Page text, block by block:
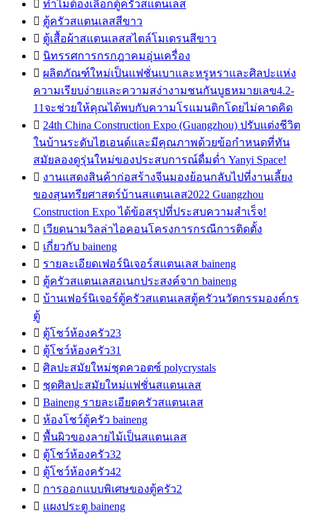
 ทำไมต้องเลือกตู้ครัวสแตนเลส
 ตู้ครัวสแตนเลสสีขาว
 ตู้เสื้อผ้าสแตนเลสสไตล์โมเดรนสีขาว
 นิทรรศการกรกฎาคมอุ่นเครื่อง
 ผลิตภัณฑ์ใหม่เป็นแฟชั่นเบาและหรูหราและศิลปะแห่ง
ความเรียบง่ายและความสง่างามชนกันบูธหมายเลข4.2-
11จะช่วยให้คุณได้พบกับความโรแมนติกโดยไม่คาดคิด
 24th China Construction Expo (Guangzhou) ปรับแต่งชีวิต
ในบ้านระดับไฮเอนด์และมีคุณภาพด้วยข้อกำหนดที่ทัน
สมัยลองดูรุ่นใหม่ของประสบการณ์ดื่มด่ำ Yanyi Space!
 งานแสดงสินค้าก่อสร้างจีนมองย้อนกลับไปที่งานเลี้ยง
ของสุนทรียศาสตร์บ้านสแตนเลส2022 Guangzhou
Construction Expo ได้ข้อสรุปที่ประสบความสำเร็จ!
 เวียดนามวิลล่าไอคอนโครงการกรณีการติดตั้ง
 เกี่ยวกับ baineng
 รายละเอียดเฟอร์นิเจอร์สแตนเลส baineng
 ตู้ครัวสแตนเลสอเนกประสงค์จาก baineng
 บ้านเฟอร์นิเจอร์ตู้ครัวสแตนเลสตู้ครัวนวัตกรรมองค์กร
ตู้
 ตู้โชว์ห้องครัว23
 ตู้โชว์ห้องครัว31
 ศิลปะสมัยใหม่ชุดควอตซ์ polycrystals
 ชุดศิลปะสมัยใหม่แฟชั่นสแตนเลส
 Baineng รายละเอียดครัวสแตนเลส
 ห้องโชว์ตู้ครัว baineng
 พื้นผิวของลายไม้เป็นสแตนเลส
 ตู้โชว์ห้องครัว32
 ตู้โชว์ห้องครัว42
 การออกแบบพิเศษของตู้ครัว2
 แผงประตู baineng